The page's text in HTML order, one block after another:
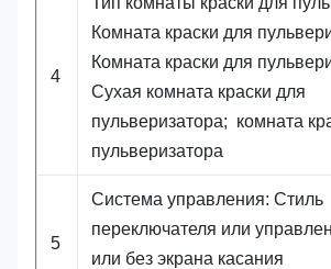
4
Комната краски для
Комната краски для
Сухая комната краски для
пульверизатора; комната
пульверизатора
5
Система управления: Стиль
переключателя или
или без экрана касания